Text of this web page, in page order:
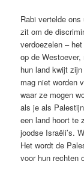
Rabi vertelde
zit om de
verdoezelen –
op de
hun land kwijt
mag niet worden
waar ze mogen
als je als
een land hoort te
joodse Israëli’s.
Het wordt de
voor hun rechten